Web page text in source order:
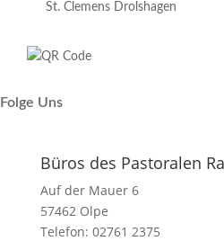
St. Clemens Drolshagen
Folge Uns
Büros des Pastoralen
Auf der Mauer 6
57462 Olpe
Telefon: 02761 2375